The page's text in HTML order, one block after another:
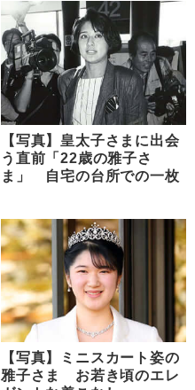
【写真】皇太子さまに出会
う直前「22歳の雅子さ
ま」 自宅の台所での一枚
【写真】ミニスカート姿の
雅子さま お若き頃のエレ